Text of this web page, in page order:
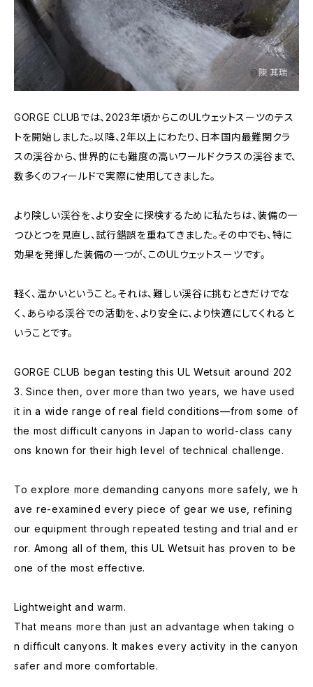
GORGE CLUBでは、2023年頃からこのULウェットスーツのテス
トを開始しました。以降、2年以上にわたり、日本国内最難関クラ
スの渓谷から、世界的にも難度の高いワールドクラスの渓谷まで、
数多くのフィールドで実際に使用してきました。
より険しい渓谷を、より安全に探検するために私たちは、装備の一
つひとつを見直し、試行錯誤を重ねてきました。その中でも、特に
効果を発揮した装備の一つが、このULウェットスーツです。
軽く、温かいということ。それは、難しい渓谷に挑むときだけでな
く、あらゆる渓谷での活動を、より安全に、より快適にしてくれると
いうことです。
GORGE CLUB began testing this UL Wetsuit around 202
3. Since then, over more than two years, we have used
it in a wide range of real field conditions—from some of
the most difficult canyons in Japan to world-class cany
ons known for their high level of technical challenge.
To explore more demanding canyons more safely, we h
ave re-examined every piece of gear we use, refining
our equipment through repeated testing and trial and er
ror. Among all of them, this UL Wetsuit has proven to be
one of the most effective.
Lightweight and warm.
That means more than just an advantage when taking o
n difficult canyons. It makes every activity in the canyon
safer and more comfortable.